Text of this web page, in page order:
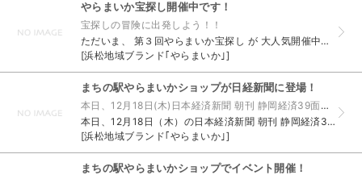
やらまいか宝探し開催中です！
宝探しの冒険に出発しよう！！
ただいま、 第３回やらまいか宝探し が 大人気開催中ですっ♪ 宝探しマップに掲載されているお宝の場所を まわってスタンプと５つのキーワードを集めると、 １万円他豪華賞品が当たるチャンスです！ 今...
[浜松地域ブランド｢やらまいか｣]
まちの駅やらまいかショップが日経新聞に登場！
本日、12月18日(木)日本経済新聞 朝刊 静岡経済39面をご覧ください！
本日、12月18日（木）の日本経済新聞 朝刊 静岡経済39面に まちの駅やらまいかショップについて記事が掲載されました！ 「やらまいかショップで使える商品券」が当たる来店キャンペーンを開催中です...
[浜松地域ブランド｢やらまいか｣]
まちの駅やらまいかショップでイベント開催！